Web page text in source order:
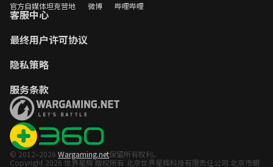
官方自媒体坦克营地 微博 哔哩哔哩
客服中心
最终用户许可协议
隐私策略
服务条款
© 2012–2026 Wargaming.net保留所有权利。
Copyright 2026 世界星辉 版权所有 北京世界星辉科技有限责任公司 北京市朝